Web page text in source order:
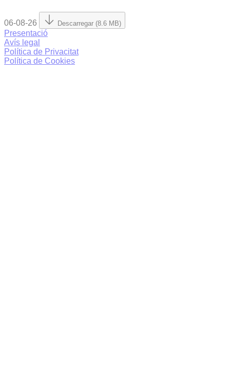
06-08-26 Descarregar (8.6 MB)
Presentació
Avís legal
Política de Privacitat
Política de Cookies